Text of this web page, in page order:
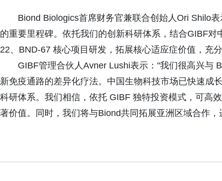
Biond Biologics首席财务官兼联合创始人Ori Shilo
的重要里程碑。依托我们的创新科研体系，结合GIBF
22、BND-67 核心项目研发，拓展核心适应症价值，充
GIBF管理合伙人Avner Lushi表示："我们很高兴与
新免疫通路的差异化疗法。中国生物科技市场已快速成
科研体系。我们相信，依托 GIBF 独特投资模式，可高
著价值。同时，我们将与Biond共同拓展亚洲区域合作